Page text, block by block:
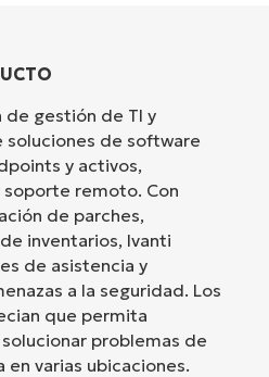
de gestión de TI y
de software
y activos,
remoto. Con
de parches,
inventarios, Ivanti
de asistencia y
a la seguridad. Los
que permita
problemas de
varias ubicaciones.